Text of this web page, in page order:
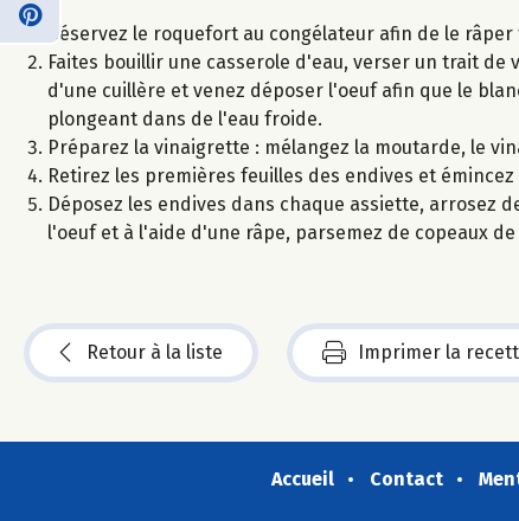
Réservez le roquefort au congélateur afin de le
Faites bouillir une casserole d'eau, verser un trait
d'une cuillère et venez déposer l'oeuf afin que le
plongeant dans de l'eau froide.
Préparez la vinaigrette : mélangez la moutarde, le
Retirez les premières feuilles des endives et
Déposez les endives dans chaque assiette, arrosez
l'oeuf et à l'aide d'une râpe, parsemez de copeaux
Retour à la liste Imprimer la
Accueil Contact